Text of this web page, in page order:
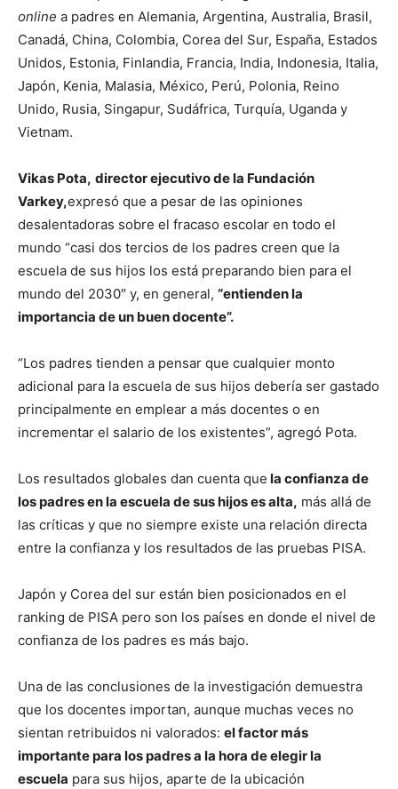
online a padres en Alemania, Argentina, Australia, Brasil,
Canadá, China, Colombia, Corea del Sur, España, Estados
Unidos, Estonia, Finlandia, Francia, India, Indonesia, Italia,
Japón, Kenia, Malasia, México, Perú, Polonia, Reino
Unido, Rusia, Singapur, Sudáfrica, Turquía, Uganda y
Vietnam.
Vikas Pota, director ejecutivo de la Fundación
Varkey,expresó que a pesar de las opiniones
desalentadoras sobre el fracaso escolar en todo el
mundo “casi dos tercios de los padres creen que la
escuela de sus hijos los está preparando bien para el
mundo del 2030″ y, en general, “entienden la
importancia de un buen docente”.
“Los padres tienden a pensar que cualquier monto
adicional para la escuela de sus hijos debería ser gastado
principalmente en emplear a más docentes o en
incrementar el salario de los existentes”, agregó Pota.
Los resultados globales dan cuenta que la confianza de
los padres en la escuela de sus hijos es alta, más allá de
las críticas y que no siempre existe una relación directa
entre la confianza y los resultados de las pruebas PISA.
Japón y Corea del sur están bien posicionados en el
ranking de PISA pero son los países en donde el nivel de
confianza de los padres es más bajo.
Una de las conclusiones de la investigación demuestra
que los docentes importan, aunque muchas veces no
sientan retribuidos ni valorados: el factor más
importante para los padres a la hora de elegir la
escuela para sus hijos, aparte de la ubicación